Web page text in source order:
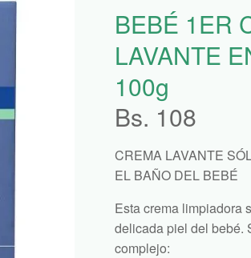
BEBÉ 1ER
LAVANTE
100g
Bs. 108
CREMA LAVANTE
EL BAÑO DEL BEBÉ
Esta crema limpiadora
delicada piel del bebé.
complejo: